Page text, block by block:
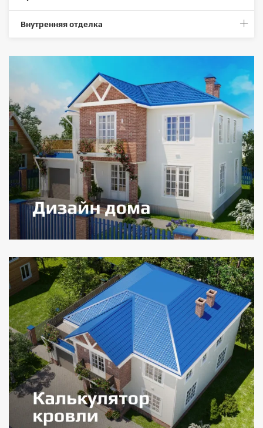
Внутренняя отделка